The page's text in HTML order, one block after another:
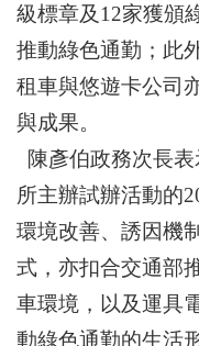
級標章及12家獲頒
推動綠色通勤；此
租車與悠遊卡公司
與成果。
陳彥伯政務次長
所主辦試辦活動的
環境改善、誘因機
式，亦扣合交通部
車環境，以及運具
動綠色通勤的生活